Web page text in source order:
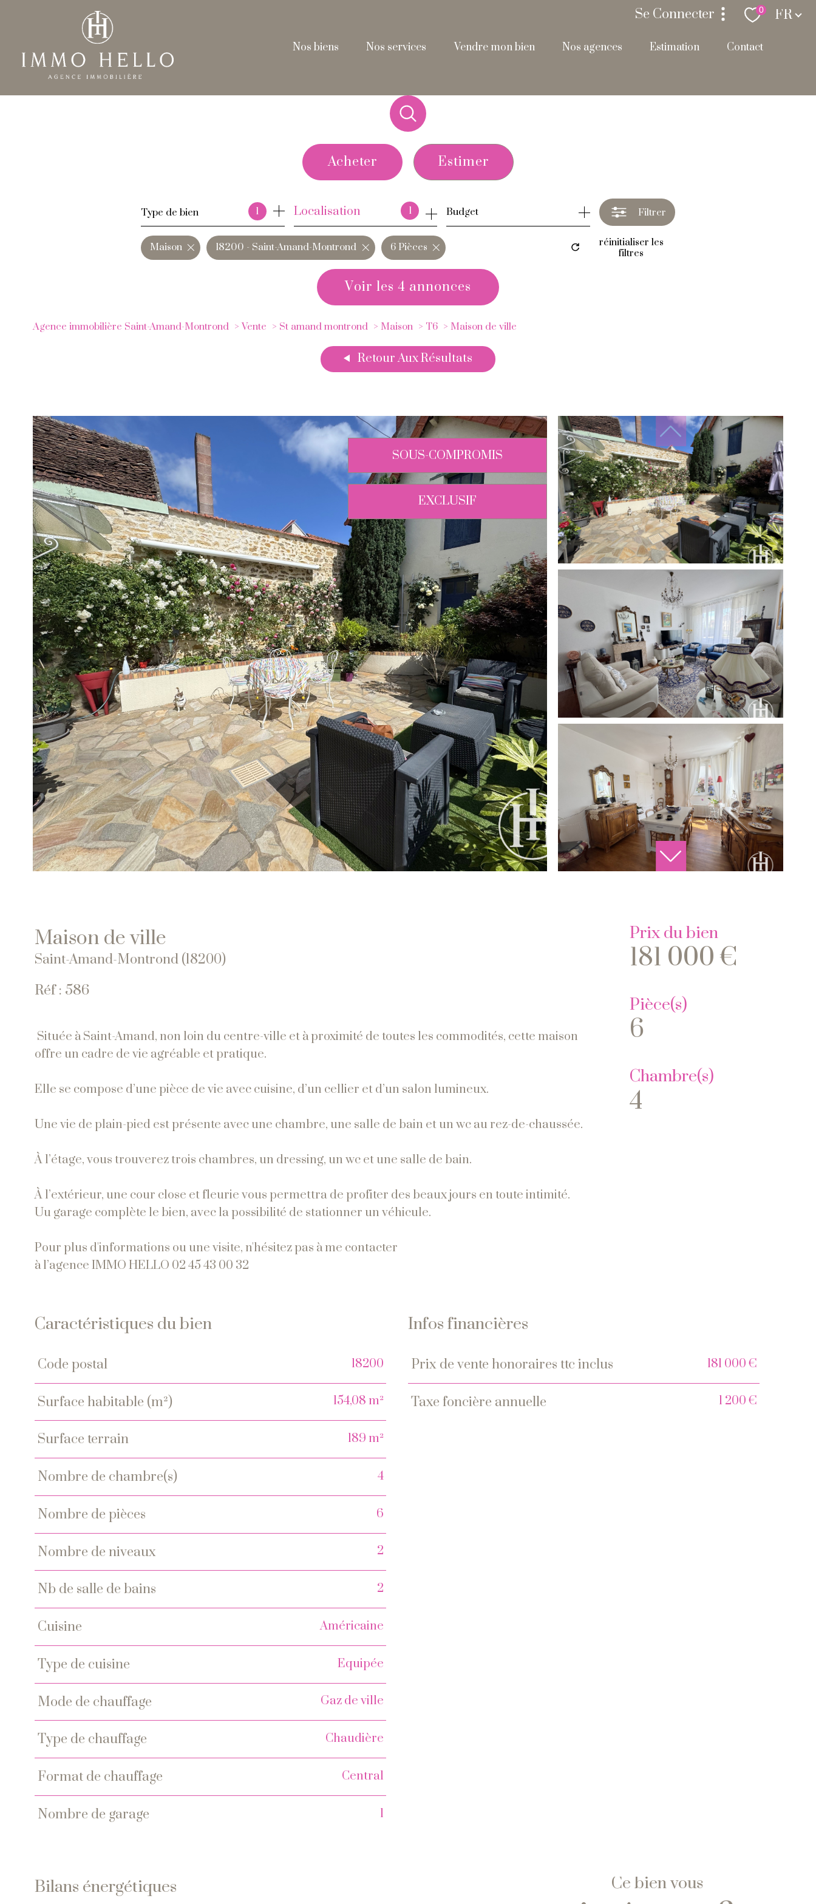
Se Connecter 0 Langue
FR
nos biens nos services vendre mon bien nos agences estimation contact
Acheter
de l'ancien
de l'immo pro
Estimer
Type de bien 1 1
Localisation Budget Filtrer
voir les 4 annonces
Maison 18200 - Saint-Amand-Montrond 6 Pièces
réinitialiser les
filtres
Agence immobilière Saint-Amand-Montrond Vente St amand montrond Maison T6 Maison de ville
Retour Aux Résultats
SOUS-COMPROMIS
EXCLUSIF
Maison de ville
Saint-Amand-Montrond (18200)
Réf : 586
Située à Saint-Amand, non loin du centre-ville et à proximité de toutes les commodités, cette maison
offre un cadre de vie agréable et pratique.
Elle se compose d’une pièce de vie avec cuisine, d’un cellier et d’un salon lumineux.
Une vie de plain-pied est présente avec une chambre, une salle de bain et un wc au rez-de-chaussée.
À l’étage, vous trouverez trois chambres, un dressing, un wc et une salle de bain.
À l’extérieur, une cour close et fleurie vous permettra de profiter des beaux jours en toute intimité.
Uu garage complète le bien, avec la possibilité de stationner un véhicule.
Pour plus d'informations ou une visite, n'hésitez pas àme contacter
àl’agence IMMO HELLO 02 45 43 00 32
Prix du bien
181 000 €
Pièce(s)
6
Chambre(s)
4
Caractéristiques du bien
Caractéristiques
code postal 18200
surface habitable (m²) 154,08 m²
surface terrain 189 m²
nombre de chambre(s) 4
nombre de pièces 6
nombre de niveaux 2
nb de salle de bains 2
cuisine Américaine
type de cuisine Equipée
mode de chauffage Gaz de ville
type de chauffage Chaudière
format de chauffage Central
nombre de garage 1
Infos financières
Caractéristiques Valeurs
prix de vente honoraires ttc inclus 181 000 €
taxe foncière annuelle 1 200 €
Bilans énergétiques Ce bien vous